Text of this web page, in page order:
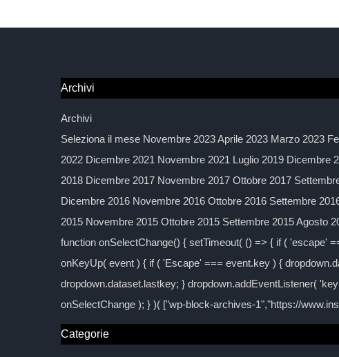
Archivi
Archivi
Seleziona il mese Novembre 2023 Aprile 2023 Marzo 2023
2022 Dicembre 2021 Novembre 2021 Luglio 2019 Dicembre
2018 Dicembre 2017 Novembre 2017 Ottobre 2017
Dicembre 2016 Novembre 2016 Ottobre 2016 Settembre
2015 Novembre 2015 Ottobre 2015 Settembre 2015 Agosto
function onSelectChange() { setTimeout( () => { if ( 'escape'
onKeyUp( event ) { if ( 'Escape' === event.key ) {
dropdown.dataset.lastkey; } dropdown.addEventListener(
onSelectChange ); } )( ["wp-block-archives-1","https://
Categorie